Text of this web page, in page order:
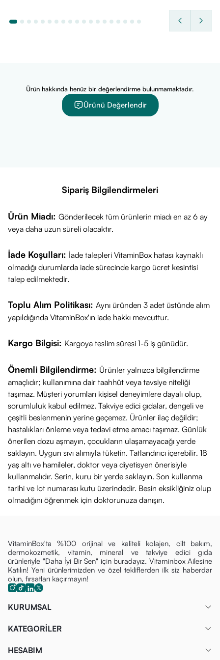
sahiptir.
sayısını artırarak, mikrobiyota dengesinin korunmasına
katkıda bulunur.
Ağız Kokusu (Halitozis):Dengesiz ağız florasından
katkı sağlamayı amaçlar.
Ağız pH'ını ve bakteri dengesini düzenlemeye
yardımcı olarak diş ve diş eti sağlığını destekler.
Nasıl Kullanılır?
ağızda yavaşça eritilerek tüketilmelidir.
Dozaj:4-10 yaş grubu çocuklar ve 11 yaş üzeri yetişkinler
için günde1 pastil
kalabilmesi içindişler fırçalandıktan sonra(tercihen gece
yatmadan önce veya sabah evden çıkmadan) kullanılması
Yemeyin/İçmeyin:Pastil eridikten sonra en az 30 dakika
boyunca bir şey yenilip içilmemesi, bakterilerin tutunması
(kolonizasyonu) açısından önemlidir.
Ürün İçeriği
Her 1 Pastilde:
Lactobacillus paracasei (CASEI 431®):Yararlı bakteri suşu.
Lactobacillus rhamnosus (LGG®):Yararlı bakteri suşu.
L-Arjinin:Protein yapı taşı olan amino asit.
Şeker, gluten ve koruyucu içermez.
Uyarılar
Takviye Edici Gıdadır:İlaç değildir. Hastalıkların önlenmesi
veya tedavi edilmesi amacıyla kullanılmaz.
emme becerisi olan yaş grubu için uygundur).
Hamilelik ve emzirme dönemi ile hastalık veya ilaç
kullanılması durumlarında doktorunuza danışın.
Serin ve kuru yerde muhafaza ediniz.
Ürün hakkında henüz bir değerlendirme bulunmamaktadır.
Ürünü Değerlendir
Sipariş Bilgilendirmeleri
Ürün Miadı: Gönderilecek tüm ürünlerin miadı en az 6 ay
veya daha uzun süreli olacaktır.
İade Koşulları: İade talepleri VitaminBox hatası kaynaklı
olmadığı durumlarda iade sürecinde kargo ücret kesintisi
talep edilmektedir.
Toplu Alım Politikası: Aynı üründen 3 adet üstünde alım
yapıldığında VitaminBox'ın iade hakkı mevcuttur.
Kargo Bilgisi: Kargoya teslim süresi 1-5 iş günüdür.
Önemli Bilgilendirme: Ürünler yalnızca bilgilendirme
amaçlıdır; kullanımına dair taahhüt veya tavsiye niteliği
taşımaz. Müşteri yorumları kişisel deneyimlere dayalı olup,
sorumluluk kabul edilmez. Takviye edici gıdalar, dengeli ve
çeşitli beslenmenin yerine geçemez. Ürünler ilaç değildir;
hastalıkları önleme veya tedavi etme amacı taşımaz. Günlük
önerilen dozu aşmayın, çocukların ulaşamayacağı yerde
saklayın. Uygun sıvı alımıyla tüketin. Tatlandırıcı içerebilir. 18
yaş altı ve hamileler, doktor veya diyetisyen önerisiyle
kullanmalıdır. Serin, kuru bir yerde saklayın. Son kullanma
tarihi ve lot numarası kutu üzerindedir. Besin eksikliğiniz olup
olmadığını öğrenmek için doktorunuza danışın.
VitaminBox'ta %100 orijinal ve kaliteli kolajen, cilt bakım,
dermokozmetik, vitamin, mineral ve takviye edici gıda
ürünleriyle "Daha İyi Bir Sen" için buradayız. Vitaminbox Ailesine
Katılın! Yeni ürünlerimizden ve özel tekliflerden ilk siz haberdar
olun, fırsatları kaçırmayın!
KURUMSAL
KATEGORİLER
HESABIM